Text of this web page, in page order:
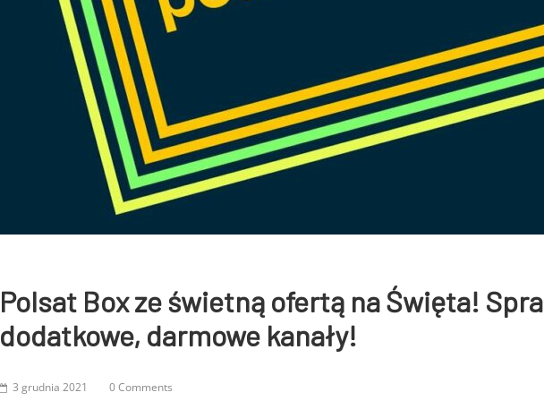
Polsat Box ze świetną ofertą na Święta!
dodatkowe, darmowe kanały!
3 grudnia 2021 0 Comments